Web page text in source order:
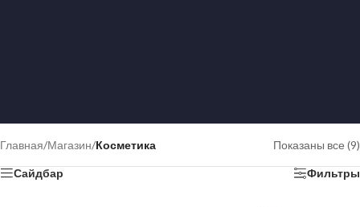
Главная/Магазин/Косметика Показаны все (9)
Сайдбар Фильтры